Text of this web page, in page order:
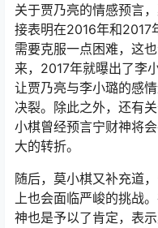
关于贾乃亮的情感预言
接表明在2016年和2017
需要克服一点困难，这
来，2017年就曝出了李
让贾乃亮与李小璐的感
决裂。除此之外，还有
小棋曾经预言宁财神将
大的转折。
随后，莫小棋又补充道
上也会面临严峻的挑战
神也是予以了肯定，表